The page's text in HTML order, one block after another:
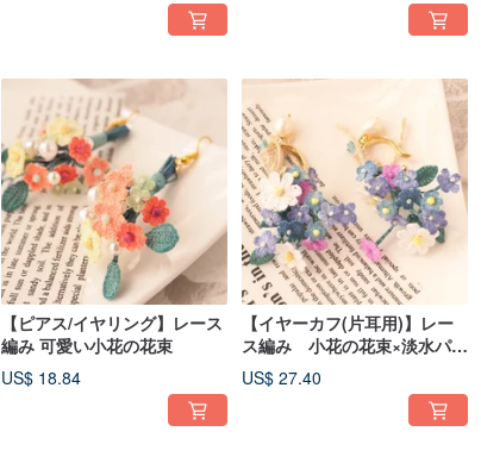
【ピアス/イヤリング】レース
編み 可愛い小花の花束
US$ 18.84
【イヤーカフ(片耳用)】レー
ス編み 小花の花束×淡水パー
ル
US$ 27.40